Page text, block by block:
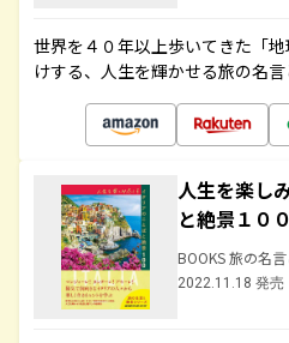
世界を４０年以上歩いてきた「
けする、人生を輝かせる旅の名
人生を楽し
と絶景１００
BOOKS 旅の名
2022.11.18 発売